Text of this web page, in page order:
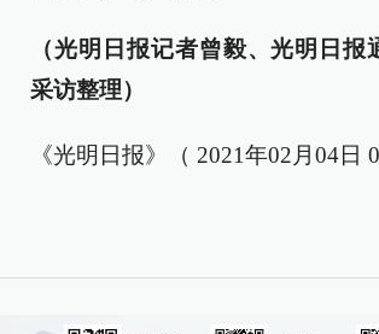
（光明日报记者曾毅、光明日报
采访整理）
《光明日报》（ 2021年02月04日